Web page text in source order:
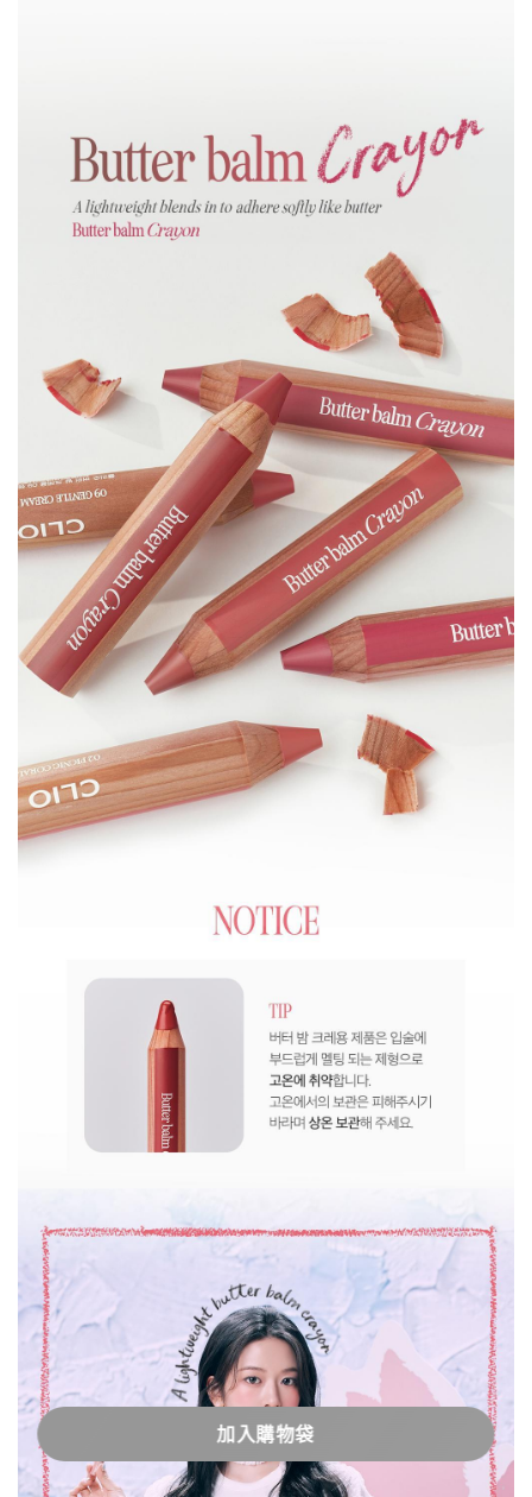
加入購物袋